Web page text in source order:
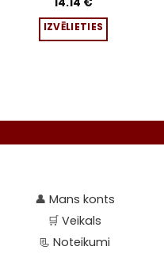
IZVĒLIETIES
options
product
👤 Mans konts
🛒Veikals
📃Noteikumi